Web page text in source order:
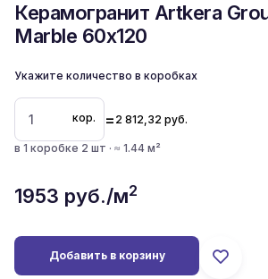
Керамогранит Artkera
Marble 60x120
Укажите количество в коробках
кор. = 2 812,32 руб.
в 1 коробке 2 шт · ≈ 1.44 м²
1953 руб./м2
Добавить в корзину